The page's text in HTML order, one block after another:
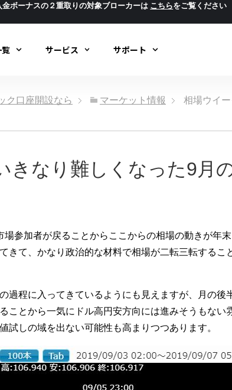
ボーナスの２重取りの対象ブローカーは こちらをご覧ください
サービス サポート
ク口座開設なら マーケット情報 相場ウイ
きなり難しくなった9月
参加者が戻ることからここからの相場の動きが年
きて、かなり政治的な材料で相場が二転三転する
過程に入ってきているようにも見えますが、月の
ことから一気にドル高円安方向には進みそうもな
試しの域を出ない可能性も高まりつつあります。